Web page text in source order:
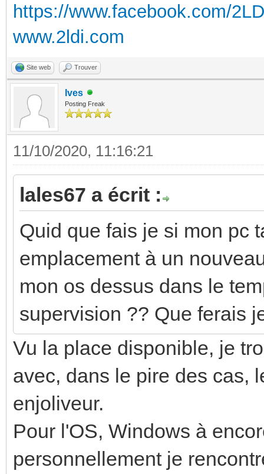
https://www.facebook.com/
www.2ldi.com
Site web Trouver
Ives
Posting Freak
11/10/2020, 11:16:21
lales67 a écrit :
Quid que fais je si mon pc
emplacement à un
mon os dessus dans le
supervision ?? Que ferais
Vu la place disponible, je
avec, dans le pire des cas,
enjoliveur.
Pour l'OS, Windows à
personnellement je